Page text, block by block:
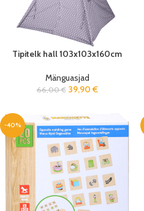
Tipitelk hall 103x103x160cm
Mänguasjad
66,00€ 39,90 €
-40%